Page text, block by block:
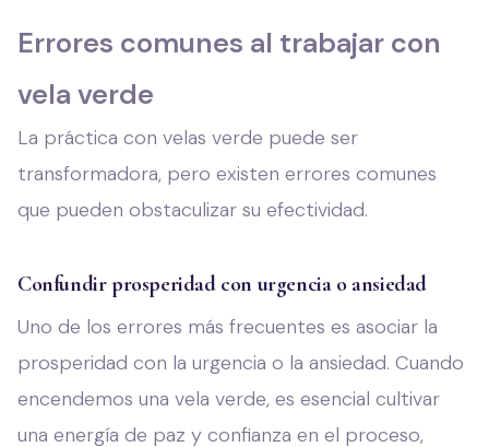
Errores comunes al trabajar con
vela verde
La práctica con velas verde puede ser
transformadora, pero existen errores comunes
que pueden obstaculizar su efectividad.
Confundir prosperidad con urgencia o ansiedad
Uno de los errores más frecuentes es asociar la
prosperidad con la urgencia o la ansiedad. Cuando
encendemos una vela verde, es esencial cultivar
una energía de paz y confianza en el proceso,